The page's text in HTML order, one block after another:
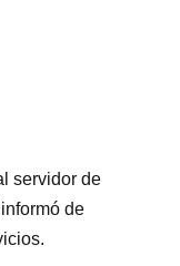
servidor de
de